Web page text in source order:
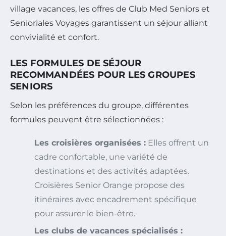
village vacances, les offres de Club Med Seniors et
Senioriales Voyages garantissent un séjour alliant
convivialité et confort.
LES FORMULES DE SÉJOUR
RECOMMANDÉES POUR LES GROUPES
SENIORS
Selon les préférences du groupe, différentes
formules peuvent être sélectionnées :
Les croisières organisées : Elles offrent un
cadre confortable, une variété de
destinations et des activités adaptées.
Croisières Senior Orange propose des
itinéraires avec encadrement spécifique
pour assurer le bien-être.
Les clubs de vacances spécialisés :